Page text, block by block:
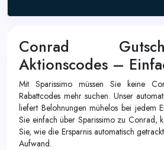
Conrad
Aktionscodes –
Mit Sparissimo müssen Sie keine
Rabattcodes mehr suchen. Unser
liefert Belohnungen mühelos bei jedem
Sie einfach über Sparissimo zu Conrad,
Sie, wie die Ersparnis automatisch
Aufwand.